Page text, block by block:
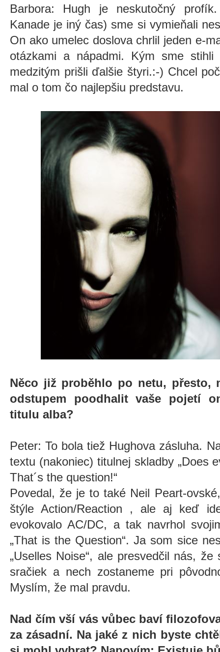
Barbora: Hugh je neskutočný
Kanade je iný čas) sme si vymieňali
On ako umelec doslova chrlil jeden e-
otázkami a nápadmi. Kým sme
medzitým prišli ďalšie štyri.:-) Chcel
mal o tom čo najlepšiu predstavu.
Něco již proběhlo po netu, přesto,
odstupem poodhalit vaše pojetí
titulu alba?
Peter: To bola tiež Hughova zásluha.
textu (nakoniec) titulnej skladby „Does
That´s the question!“
Povedal, že je to také Neil Peart-
štýle Action/Reaction , ale aj keď
evokovalo AC/DC, a tak navrhol
„That is the Question“. Ja som sice
„Uselles Noise“, ale presvedčil nás,
sračiek a nech zostaneme pri
Myslím, že mal pravdu.
Nad čím vší vás vůbec baví
za zásadní. Na jaké z nich byste